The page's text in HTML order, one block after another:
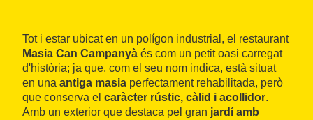
Tot i estar ubicat en un polígon industrial, el restaurant
Masia Can Campanyà és com un petit oasi carregat
d'història; ja que, com el seu nom indica, està situat
en una antiga masia perfectament rehabilitada, però
que conserva el caràcter rústic, càlid i acollidor.
Amb un exterior que destaca pel gran jardí amb